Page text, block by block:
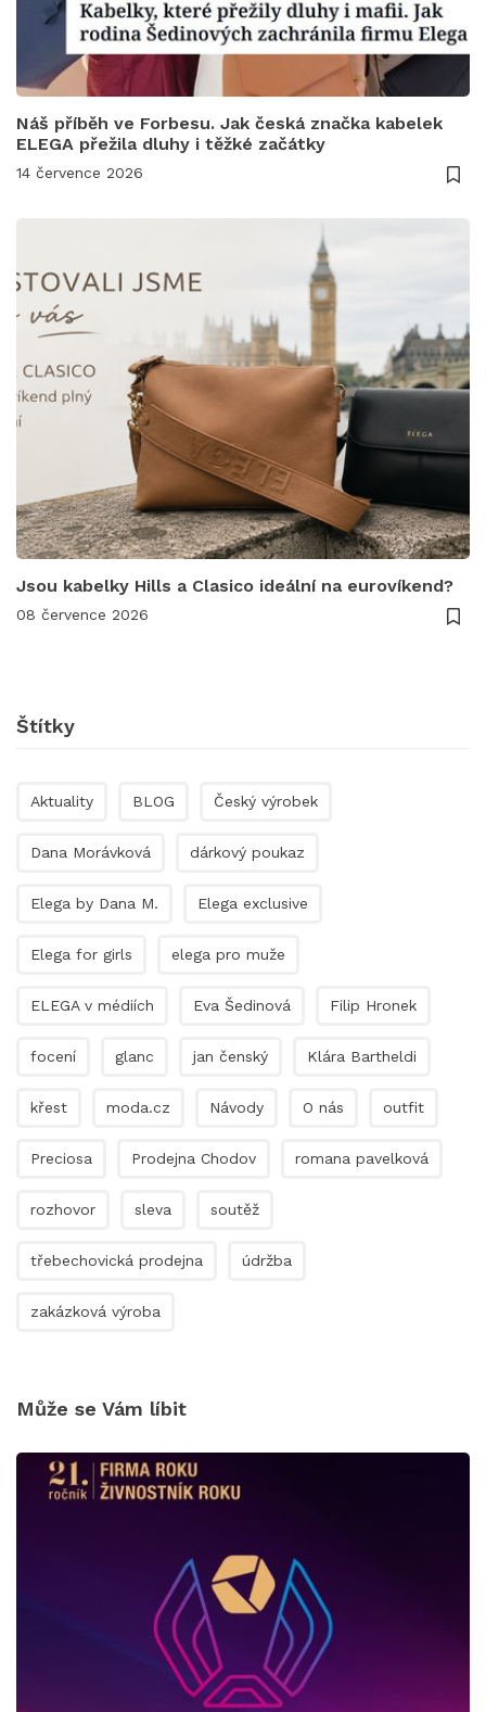
Náš příběh ve Forbesu. Jak česká značka kabelek
ELEGA přežila dluhy i těžké začátky
14 července 2026
Jsou kabelky Hills a Clasico ideální na eurovíkend?
08 července 2026
Štítky
Aktuality BLOG Český výrobek
Dana Morávková dárkový poukaz
Elega by Dana M. Elega exclusive
Elega for girls elega pro muže
ELEGA v médiích Eva Šedinová Filip Hronek
focení glanc jan čenský Klára Bartheldi
křest moda.cz Návody O nás outfit
Preciosa Prodejna Chodov romana pavelková
rozhovor sleva soutěž
třebechovická prodejna údržba
zakázková výroba
Může se Vám líbit